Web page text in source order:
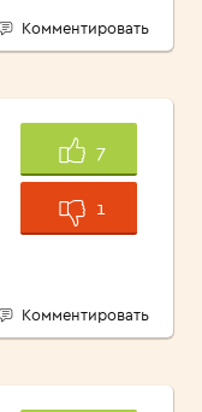
Комментировать
7
1
Комментировать